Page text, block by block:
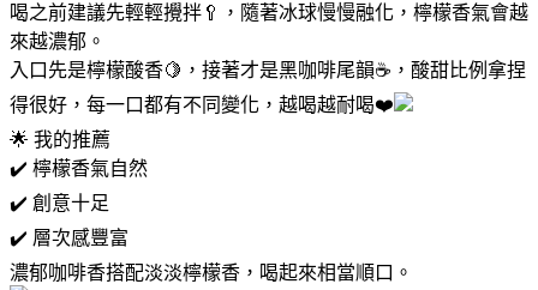
喝之前建議先輕輕攪拌🥄，隨著冰球慢慢融化，檸檬香氣會越
來越濃郁。
入口先是檸檬酸香🍋，接著才是黑咖啡尾韻☕，酸甜比例拿捏
得很好，每一口都有不同變化，越喝越耐喝❤️
🌟 我的推薦
✔️ 檸檬香氣自然
✔️ 創意十足
✔️ 層次感豐富
濃郁咖啡香搭配淡淡檸檬香，喝起來相當順口。